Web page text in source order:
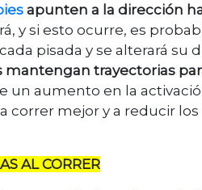
apunten a la dirección
y si esto ocurre, es
pisada y se alterará
mantengan trayectorias
un aumento en la
correr mejor y a reducir
AL CORRER